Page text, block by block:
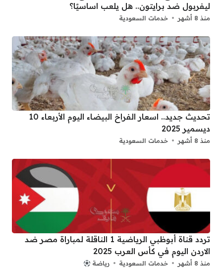
ليفربول ضد برايتون.. هل يلعب اساسيًا؟
منذ 8 أشهر خدمات السعودية
تحديث جديد.. اسعار الفراخ البيضاء اليوم الأربعاء 10
ديسمير 2025
منذ 8 أشهر خدمات السعودية
تردد قناة أبوظبي الرياضية 1 الناقلة لمباراة مصر ضد
الاردن اليوم في كأس العرب 2025
منذ 8 أشهر خدمات السعودية رياضة